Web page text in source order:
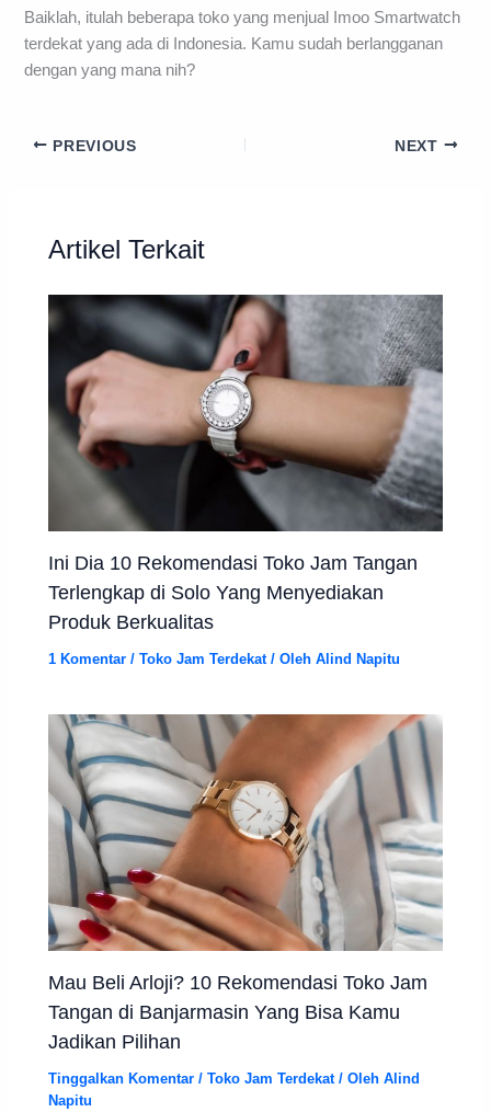
Baiklah, itulah beberapa toko yang menjual Imoo Smartwatch
terdekat yang ada di Indonesia. Kamu sudah berlangganan
dengan yang mana nih?
PREVIOUS NEXT
Artikel Terkait
Ini Dia 10 Rekomendasi Toko Jam Tangan
Terlengkap di Solo Yang Menyediakan
Produk Berkualitas
1 Komentar /Toko Jam Terdekat/ OlehAlind Napitu
Mau Beli Arloji? 10 Rekomendasi Toko Jam
Tangan di Banjarmasin Yang Bisa Kamu
Jadikan Pilihan
Tinggalkan Komentar /Toko Jam Terdekat/ OlehAlind
Napitu